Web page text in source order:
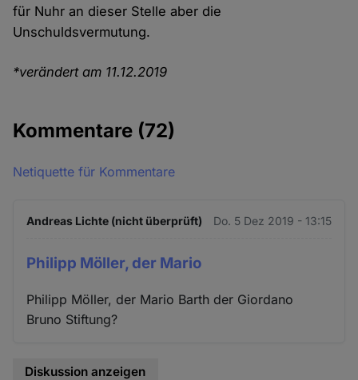
für Nuhr an dieser Stelle aber die
Unschuldsvermutung.
*verändert am 11.12.2019
Kommentare (72)
Netiquette für Kommentare
Andreas Lichte (nicht überprüft) Do. 5 Dez 2019 - 13:15
Philipp Möller, der Mario
Philipp Möller, der Mario Barth der Giordano
Bruno Stiftung?
Diskussion anzeigen